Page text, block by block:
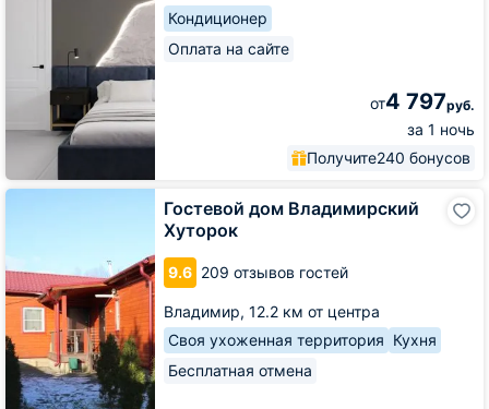
Кондиционер
Оплата на сайте
от4 797руб.
за 1 ночь
Получите240 бонусов
Гостевой дом Владимирский
Хуторок
9.6 209 отзывов гостей
Владимир, 12.2 км от центра
Своя ухоженная территория Кухня
Бесплатная отмена
Гостевой
Хуторок